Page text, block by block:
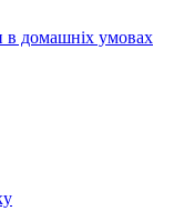
в домашніх умовах